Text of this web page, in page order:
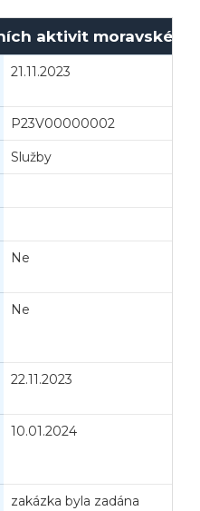
aktivit
21.11.2023
P23V00000002
Služby
Ne
Ne
22.11.2023
10.01.2024
zakázka byla zadána